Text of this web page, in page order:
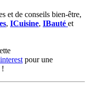
et de conseils bien-être,
, ICuisine, IBauté et
pour une
!